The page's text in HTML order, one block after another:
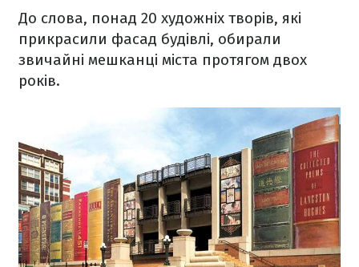
До слова, понад 20 художніх творів, які
прикрасили фасад будівлі, обирали
звичайні мешканці міста протягом двох
років.